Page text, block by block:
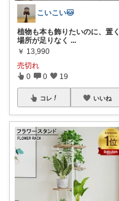
こいこい🐱
植物も本も飾りたいのに、置く
場所が足りなく ...
￥ 13,990
売切れ
0 0 19
コレ いいね